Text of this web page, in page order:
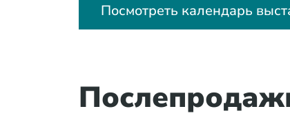
Посмотреть календарь